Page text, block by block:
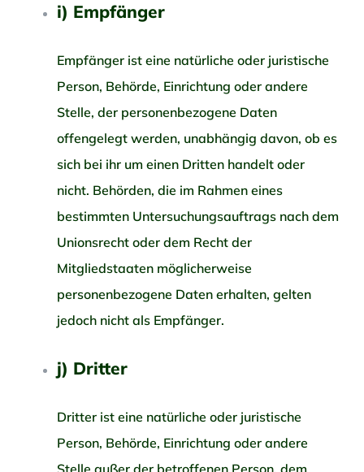
i) Empfänger
Empfänger ist eine natürliche oder juristische
Person, Behörde, Einrichtung oder andere
Stelle, der personenbezogene Daten
offengelegt werden, unabhängig davon, ob es
sich bei ihr um einen Dritten handelt oder
nicht. Behörden, die im Rahmen eines
bestimmten Untersuchungsauftrags nach dem
Unionsrecht oder dem Recht der
Mitgliedstaaten möglicherweise
personenbezogene Daten erhalten, gelten
jedoch nicht als Empfänger.
j) Dritter
Dritter ist eine natürliche oder juristische
Person, Behörde, Einrichtung oder andere
Stelle außer der betroffenen Person, dem